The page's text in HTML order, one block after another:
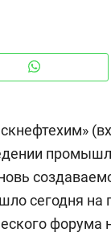
сегодня на
форума
когда
свою